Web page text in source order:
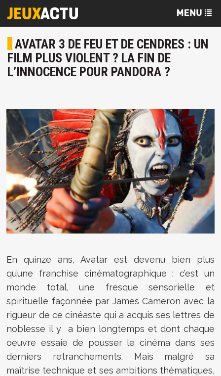
AVATAR 3 DE FEU ET DE CENDRES : UN
FILM PLUS VIOLENT ? LA FIN DE
L’INNOCENCE POUR PANDORA ?
En quinze ans, Avatar est devenu bien plus
qu’une franchise cinématographique : c’est un
monde total, une fresque sensorielle et
spirituelle façonnée par James Cameron avec la
rigueur de ce cinéaste qui a acquis ses lettres de
noblesse il y a bien longtemps et dont chaque
oeuvre essaie de pousser le cinéma dans ses
derniers retranchements. Mais malgré sa
maîtrise technique et ses ambitions thématiques,